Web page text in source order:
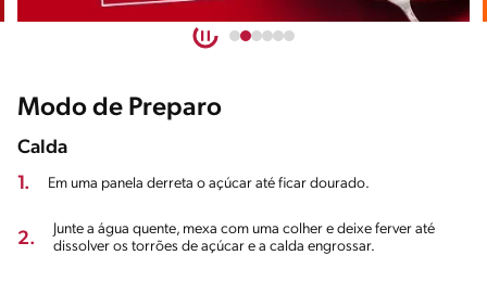
Modo de Preparo
Calda
1.
Em uma panela derreta o açúcar até ficar dourado.
2.
Junte a água quente, mexa com uma colher e deixe ferver até
dissolver os torrões de açúcar e a calda engrossar.